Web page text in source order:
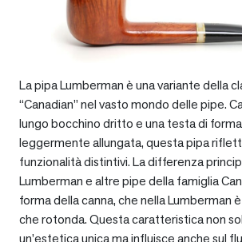
La pipa Lumberman è una variante della
“Canadian” nel vasto mondo delle pipe.
lungo bocchino dritto e una testa di
leggermente allungata, questa pipa
funzionalità distintivi. La differenza
Lumberman e altre pipe della famiglia
forma della canna, che nella Lumberman
che rotonda. Questa caratteristica non
un’estetica unica ma influisce anche sul